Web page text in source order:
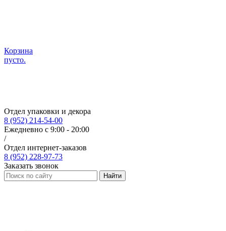
Корзина
пусто.
Отдел упаковки и декора
8 (952) 214-54-00
Ежедневно с 9:00 - 20:00
/
Отдел интернет-заказов
8 (952) 228-97-73
Заказать звонок
Найти